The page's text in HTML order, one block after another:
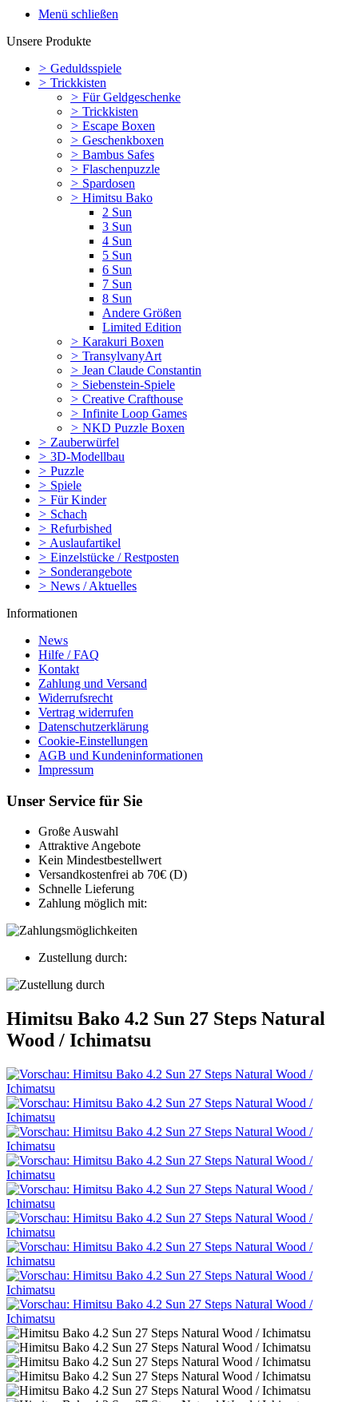
Menü schließen
Unsere Produkte
> Geduldsspiele
> Trickkisten
> Für Geldgeschenke
> Trickkisten
> Escape Boxen
> Geschenkboxen
> Bambus Safes
> Flaschenpuzzle
> Spardosen
> Himitsu Bako
2 Sun
3 Sun
4 Sun
5 Sun
6 Sun
7 Sun
8 Sun
Andere Größen
Limited Edition
> Karakuri Boxen
> TransylvanyArt
> Jean Claude Constantin
> Siebenstein-Spiele
> Creative Crafthouse
> Infinite Loop Games
> NKD Puzzle Boxen
> Zauberwürfel
> 3D-Modellbau
> Puzzle
> Spiele
> Für Kinder
> Schach
> Refurbished
> Auslaufartikel
> Einzelstücke / Restposten
> Sonderangebote
> News / Aktuelles
Informationen
News
Hilfe / FAQ
Kontakt
Zahlung und Versand
Widerrufsrecht
Vertrag widerrufen
Datenschutzerklärung
Cookie-Einstellungen
AGB und Kundeninformationen
Impressum
Unser Service für Sie
Große Auswahl
Attraktive Angebote
Kein Mindestbestellwert
Versandkostenfrei ab 70€ (D)
Schnelle Lieferung
Zahlung möglich mit:
Zustellung durch:
Himitsu Bako 4.2 Sun 27 Steps Natural
Wood / Ichimatsu